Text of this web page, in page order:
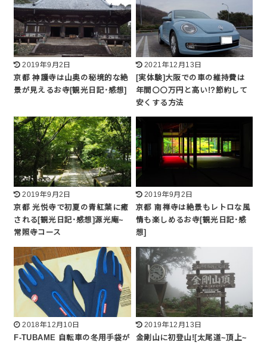
2019年9月2日
京都 神護寺は山奥の秘境的な絶
景が見えるお寺[観光日記･感想]
2021年12月13日
[実体験]大阪での車の維持費は
年間〇〇万円と高い!?節約して
安くする方法
2019年9月2日
京都 光悦寺で初夏の青紅葉に癒
される[観光日記･感想]源光庵~
常照寺コース
2019年9月2日
京都 南禅寺は絶景もレトロな風
情も楽しめるお寺[観光日記･感
想]
2018年12月10日
F-TUBAME 自転車の冬用手袋が
2019年12月13日
金剛山に初登山![太尾道~頂上~